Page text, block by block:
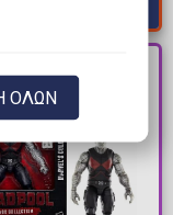
ORDER
ΟΛΩΝ